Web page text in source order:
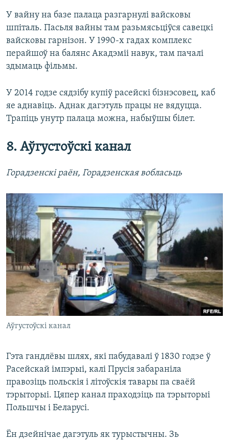
У вайну на базе палаца разгарнулі вайсковы
шпіталь. Пасьля вайны там разьмясьціўся савецкі
вайсковы гарнізон. У 1990-х гадах комплекс
перайшоў на балянс Акадэміі навук, там пачалі
здымаць фільмы.
У 2014 годзе сядзібу купіў расейскі бізнэсовец, каб
яе аднавіць. Аднак дагэтуль працы не вядуцца.
Трапіць унутр палаца можна, набыўшы білет.
8. Аўгустоўскі канал
Горадзенскі раён, Горадзенская вобласьць
Аўгустоўскі канал
Гэта гандлёвы шлях, які пабудавалі ў 1830 годзе ў
Расейскай імпэрыі, калі Прусія забараніла
правозіць польскія і літоўскія тавары па сваёй
тэрыторыі. Цяпер канал праходзіць па тэрыторыі
Польшчы і Беларусі.
Ён дзейнічае дагэтуль як турыстычны. Зь